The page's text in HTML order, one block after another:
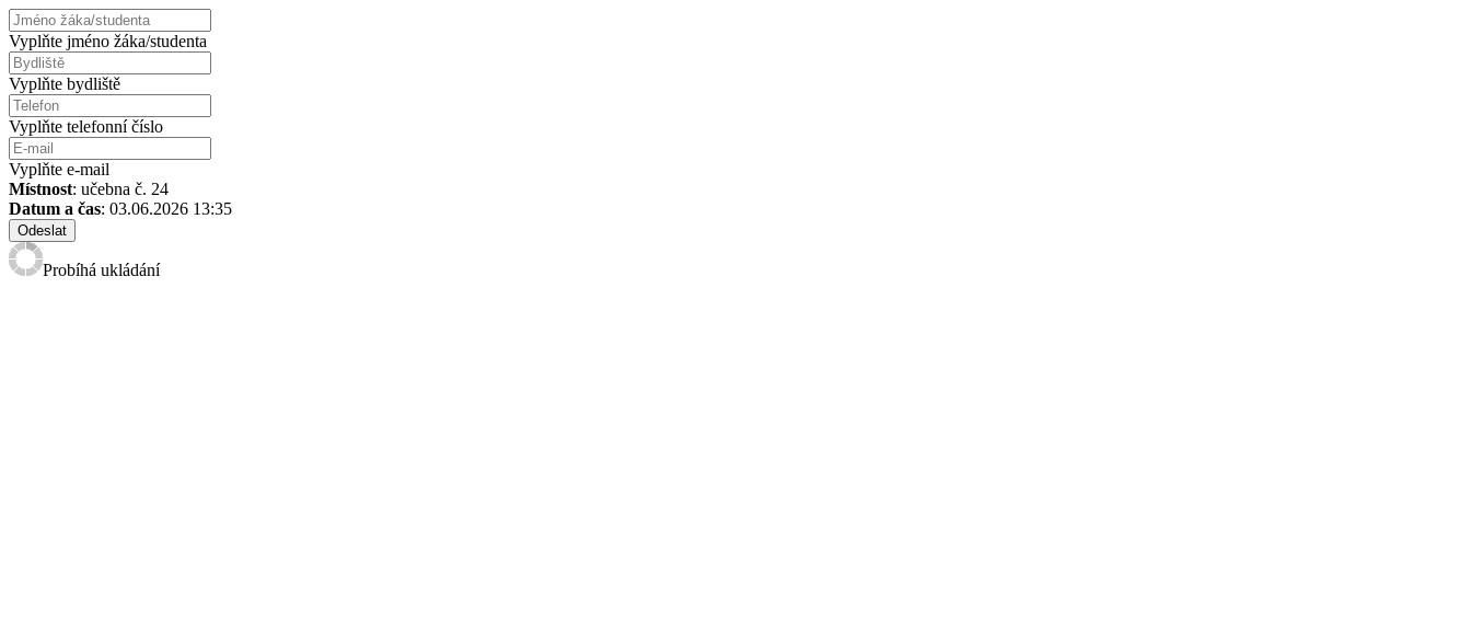
Vyplňte jméno žáka/studenta
Vyplňte bydliště
Vyplňte telefonní číslo
Vyplňte e-mail
Místnost: učebna č. 24
Datum a čas: 03.06.2026 13:35
Odeslat
Probíhá ukládání